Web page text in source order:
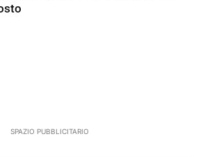
SPAZIO PUBBLICITARIO